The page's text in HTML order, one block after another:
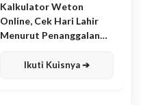
Kalkulator Weton
Online, Cek Hari Lahir
Menurut Penanggalan
Ikuti Kuisnya ➔